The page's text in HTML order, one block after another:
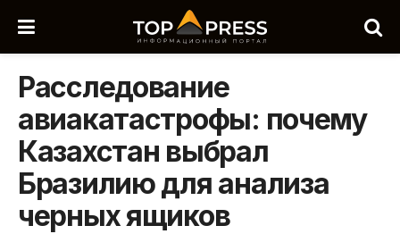
Расследование
авиакатастрофы: почему
Казахстан выбрал
Бразилию для анализа
черных ящиков